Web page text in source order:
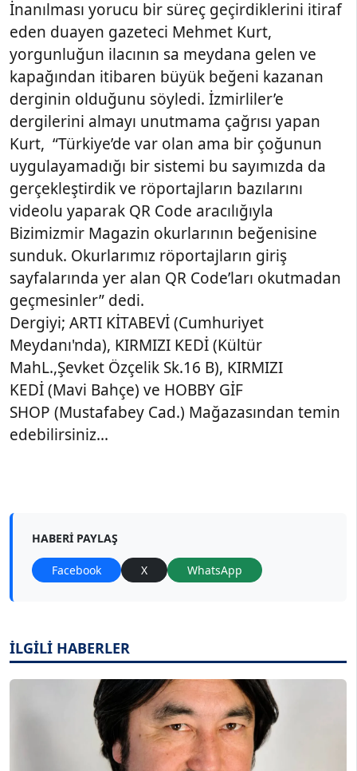
İnanılması yorucu bir süreç geçirdiklerini itiraf
eden duayen gazeteci Mehmet Kurt,
yorgunluğun ilacının sa meydana gelen ve
kapağından itibaren büyük beğeni kazanan
derginin olduğunu söyledi. İzmirliler’e
dergilerini almayı unutmama çağrısı yapan
Kurt, “Türkiye’de var olan ama bir çoğunun
uygulayamadığı bir sistemi bu sayımızda da
gerçekleştirdik ve röportajların bazılarını
videolu yaparak QR Code aracılığıyla
Bizimizmir Magazin okurlarının beğenisine
sunduk. Okurlarımız röportajların giriş
sayfalarında yer alan QR Code’ları okutmadan
geçmesinler” dedi.
Dergiyi; ARTI KİTABEVİ (Cumhuriyet
Meydanı'nda), KIRMIZI KEDİ (Kültür
MahL.,Şevket Özçelik Sk.16 B), KIRMIZI
KEDİ (Mavi Bahçe) ve HOBBY GİF
SHOP (Mustafabey Cad.) Mağazasından temin
edebilirsiniz...
HABERI PAYLAŞ
Facebook X WhatsApp
İLGİLİ HABERLER